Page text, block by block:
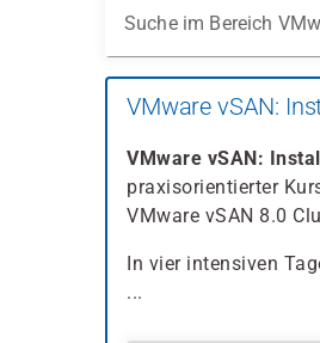
Suche im Bereich
VMware vSAN:
VMware vSAN:
praxisorientierter
VMware vSAN 8.0
In vier intensiven
...